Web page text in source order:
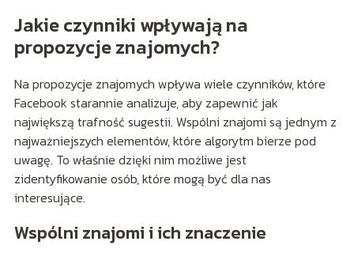
Jakie czynniki wpływają na
propozycje znajomych?
Na propozycje znajomych wpływa wiele czynników, które
Facebook starannie analizuje, aby zapewnić jak
największą trafność sugestii. Wspólni znajomi są jednym z
najważniejszych elementów, które algorytm bierze pod
uwagę. To właśnie dzięki nim możliwe jest
zidentyfikowanie osób, które mogą być dla nas
interesujące.
Wspólni znajomi i ich znaczenie